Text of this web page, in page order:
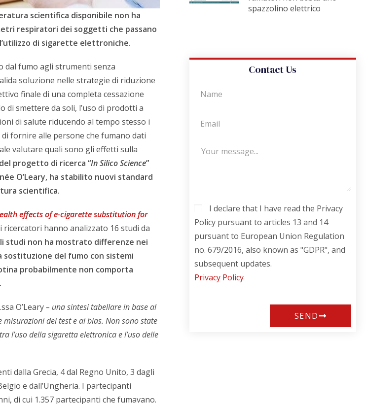
scientifica disponibile non ha
respiratori dei soggetti che passano
di sigarette elettroniche.
dal fumo agli strumenti senza
soluzione nelle strategie di riduzione
finale di una completa cessazione
di smettere da soli, l’uso di prodotti a
di salute riducendo al tempo stesso i
fornire alle persone che fumano dati
valutare quali sono gli effetti sulla
progetto di ricerca “In Silico Science”
O’Leary, ha stabilito nuovi standard
scientifica.
effects of e-cigarette substitution for
i ricercatori hanno analizzato 16 studi da
studi non ha mostrato differenze nei
sostituzione del fumo con sistemi
probabilmente non comporta
O’Leary– una sintesi tabellare in base al
dei test e ai bias. Non sono state
l’uso della sigaretta elettronica e l’uso delle
dalla Grecia, 4 dal Regno Unito, 3 dagli
e dall’Ungheria. I partecipanti
di cui 1.357 partecipanti che fumavano.
spazzolino elettrico
Contact Us
I declare that I have read the Privacy
Policy pursuant to articles 13 and 14
pursuant to European Union Regulation
no. 679/2016, also known as "GDPR", and
subsequent updates.
Privacy Policy
SEND